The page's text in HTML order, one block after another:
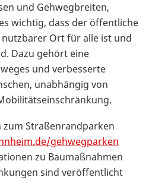
und Gehwegbreiten,
wichtig, dass der öffentliche
Ort für alle ist und
Dazu gehört eine
und verbesserte
unabhängig von
Straßenrandparken
gehwegparken
zu Baumaßnahmen
sind veröffentlicht